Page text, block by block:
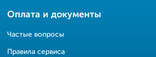
Оплата и документы
Частые вопросы
Правила сервиса